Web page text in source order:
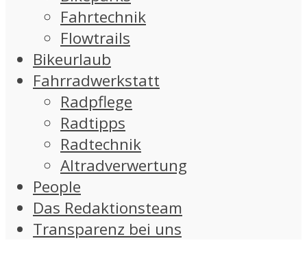
Fahrtechnik
Flowtrails
Bikeurlaub
Fahrradwerkstatt
Radpflege
Radtipps
Radtechnik
Altradverwertung
People
Das Redaktionsteam
Transparenz bei uns